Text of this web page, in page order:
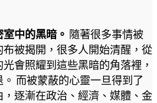
中的黑暗。 隨著很多事情被
被揭開，很多人開始清醒，從
會照耀到這些黑暗的角落裡，
而被蒙蔽的心靈一旦得到了
逐漸在政治、經濟、媒體、金